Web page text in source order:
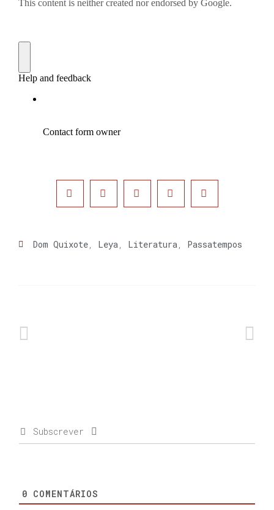
Dom Quixote, Leya, Literatura, Passatempos
Subscrever
0 COMENTÁRIOS